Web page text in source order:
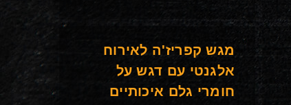
מגש קפריז'ה לאירוח
אלגנטי עם דגש על
חומרי גלם איכותיים